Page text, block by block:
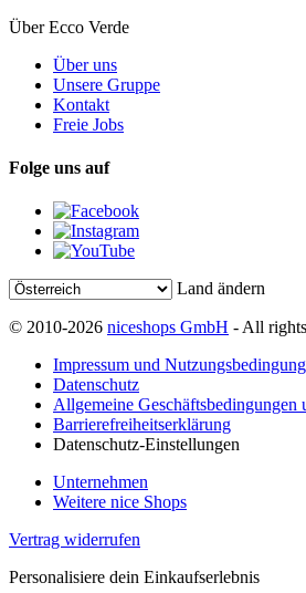
Über Ecco Verde
Über uns
Unsere Gruppe
Kontakt
Freie Jobs
Folge uns auf
Land ändern
© 2010-2026 niceshops GmbH - All
Impressum und
Datenschutz
Allgemeine Geschäftsbedingungen
Barrierefreiheitserklärung
Datenschutz-Einstellungen
Unternehmen
Weitere nice Shops
Vertrag widerrufen
Personalisiere dein Einkaufserlebnis